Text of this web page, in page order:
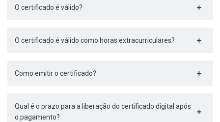
O certificado é válido?
O certificado é válido como horas extracurriculares?
Como emitir o certificado?
Qual é o prazo para a liberação do certificado digital após
o pagamento?